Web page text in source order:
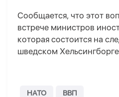
Сообщается, что этот
встрече министров
которая состоится на
шведском
НАТО ВВП